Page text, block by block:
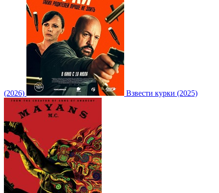
(2026) Взвести курки (2025)